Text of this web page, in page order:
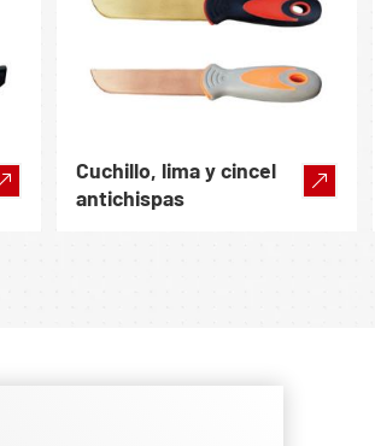
Cuchillo, lima y cincel
antichispas